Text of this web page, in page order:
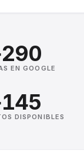
EN GOOGLE
DISPONIBLES